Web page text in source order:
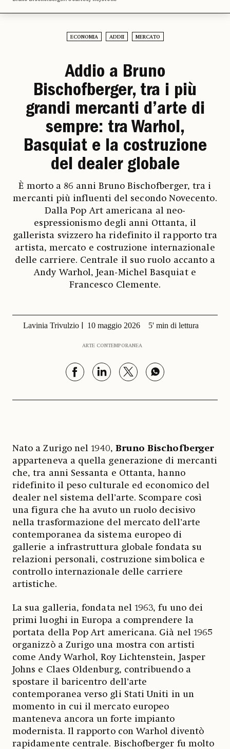
ECONOMIA ADDII MERCATO
Addio a Bruno
Bischofberger, tra i più
grandi mercanti d’arte di
sempre: tra Warhol,
Basquiat e la costruzione
del dealer globale
È morto a 86 anni Bruno Bischofberger, tra i
mercanti più influenti del secondo Novecento.
Dalla Pop Art americana al neo-
espressionismo degli anni Ottanta, il
gallerista svizzero ha ridefinito il rapporto tra
artista, mercato e costruzione internazionale
delle carriere. Centrale il suo ruolo accanto a
Andy Warhol, Jean-Michel Basquiat e
Francesco Clemente.
Lavinia Trivulzio 10 maggio 2026 5' min di lettura
ARTE CONTEMPORANEA
Nato a Zurigo nel 1940, Bruno Bischofberger
apparteneva a quella generazione di mercanti
che, tra anni Sessanta e Ottanta, hanno
ridefinito il peso culturale ed economico del
dealer nel sistema dell’arte. Scompare così
una figura che ha avuto un ruolo decisivo
nella trasformazione del mercato dell’arte
contemporanea da sistema europeo di
gallerie a infrastruttura globale fondata su
relazioni personali, costruzione simbolica e
controllo internazionale delle carriere
artistiche.
La sua galleria, fondata nel 1963, fu uno dei
primi luoghi in Europa a comprendere la
portata della Pop Art americana. Già nel 1965
organizzò a Zurigo una mostra con artisti
come Andy Warhol, Roy Lichtenstein, Jasper
Johns e Claes Oldenburg, contribuendo a
spostare il baricentro dell’arte
contemporanea verso gli Stati Uniti in un
momento in cui il mercato europeo
manteneva ancora un forte impianto
modernista. Il rapporto con Warhol diventò
rapidamente centrale. Bischofberger fu molto